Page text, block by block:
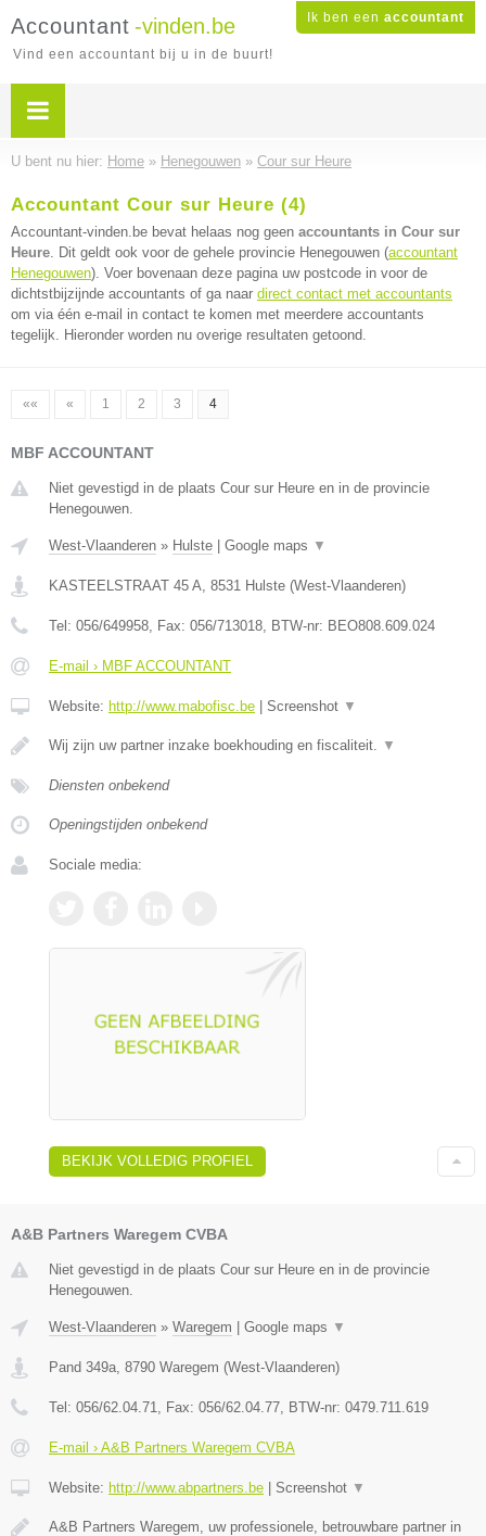
Ik ben een accountant
Accountant -vinden.be
Vind een accountant bij u in de buurt!
U bent nu hier: Home » Henegouwen » Cour sur Heure
Accountant Cour sur Heure (4)
Accountant-vinden.be bevat helaas nog geen accountants in Cour sur
Heure. Dit geldt ook voor de gehele provincie Henegouwen (accountant
Henegouwen). Voer bovenaan deze pagina uw postcode in voor de
dichtstbijzijnde accountants of ga naar direct contact met accountants
om via één e-mail in contact te komen met meerdere accountants
tegelijk. Hieronder worden nu overige resultaten getoond.
«« « 1 2 3 4
MBF ACCOUNTANT
Niet gevestigd in de plaats Cour sur Heure en in de provincie
Henegouwen.
West-Vlaanderen » Hulste Google maps ▼
KASTEELSTRAAT 45 A, 8531 Hulste (West-Vlaanderen)
Tel: 056/649958, Fax: 056/713018, BTW-nr: BEO808.609.024
E-mail › MBF ACCOUNTANT
Website: http://www.mabofisc.be Screenshot ▼
Wij zijn uw partner inzake boekhouding en fiscaliteit. ▼
Diensten onbekend
Openingstijden onbekend
Sociale media:
BEKIJK VOLLEDIG PROFIEL
A&B Partners Waregem CVBA
Niet gevestigd in de plaats Cour sur Heure en in de provincie
Henegouwen.
West-Vlaanderen » Waregem | Google maps ▼
Pand 349a 8790 Waregem (West-Vlaanderen)
Tel: 056/62.04.71 , Fax: 056/62.04.77 , BTW-nr: 0479.711.619
E-mail › A&B Partners Waregem CVBA
Website: http://www.abpartners.be | Screenshot ▼
A&B Partners Waregem, uw professionele, betrouwbare partner in